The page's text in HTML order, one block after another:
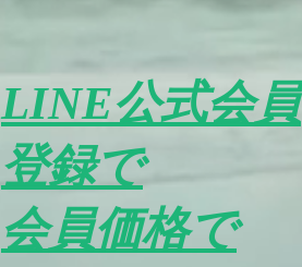
LINE公式会員
登録で
​会員価格で